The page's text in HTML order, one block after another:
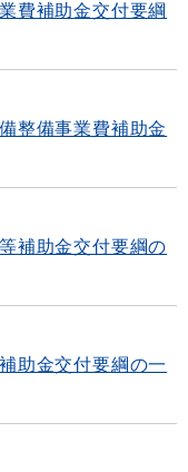
費補助金交付要綱
整備事業費補助金
補助金交付要綱の
助金交付要綱の一